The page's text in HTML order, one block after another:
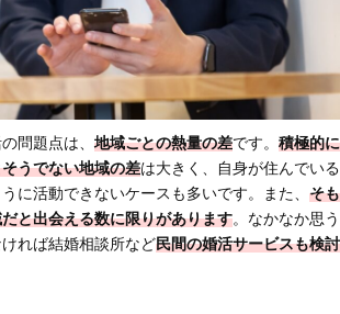
問題点は、 地域ごとの熱量の差です。 積極的に
うでない地域の差は大きく、自身が住んでいる
に活動できないケースも多いです。また、 そも
と出会える数に限りがあります。なかなか思う
れば結婚相談所など民間の婚活サービスも検討